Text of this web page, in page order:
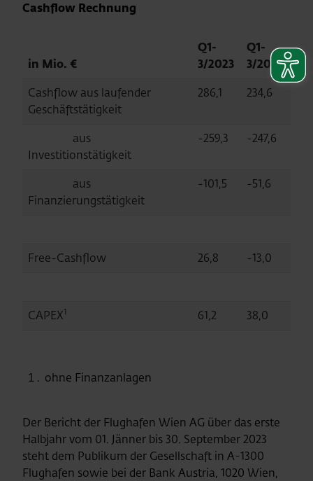
Cashflow Rechnung
in Mio. €
Q1-
3/2023
Q1-
3/2022
Cashflow aus laufender
Geschäftstätigkeit
286,1 234,6
aus
Investitionstätigkeit
-259,3 -247,6
aus
Finanzierungstätigkeit
-101,5 -51,6
Free-Cashflow 26,8 -13,0
CAPEX1 61,2 38,0
ohne Finanzanlagen
Der Bericht der Flughafen Wien AG über das erste
Halbjahr vom 01. Jänner bis 30. September 2023
steht dem Publikum der Gesellschaft in A-1300
Flughafen sowie bei der Bank Austria, 1020 Wien,